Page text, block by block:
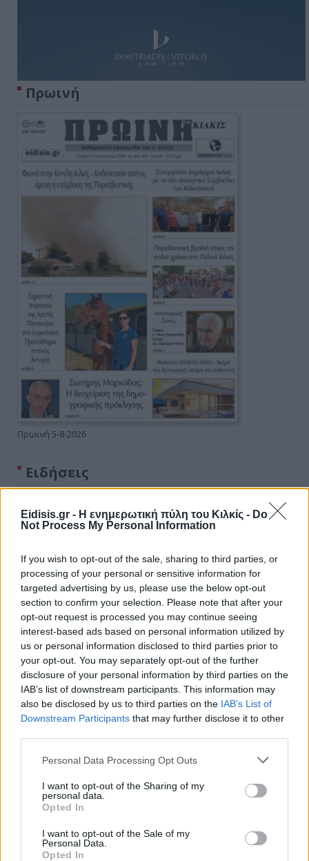
Eidisis.gr - Η ενημερωτική πύλη του Κιλκίς - Do
Not Process My Personal Information
If you wish to opt-out of the sale, sharing to third parties, or
processing of your personal or sensitive information for
targeted advertising by us, please use the below opt-out
section to confirm your selection. Please note that after your
opt-out request is processed you may continue seeing
interest-based ads based on personal information utilized by
us or personal information disclosed to third parties prior to
your opt-out. You may separately opt-out of the further
disclosure of your personal information by third parties on the
IAB’s list of downstream participants. This information may
also be disclosed by us to third parties on the IAB’s List of
Downstream Participants that may further disclose it to other
Personal Data Processing Opt Outs
I want to opt-out of the Sharing of my
personal data.
Opted In
I want to opt-out of the Sale of my
Personal Data.
Opted In
Πρωινή
Πρωινή 5-8-2026
Ειδήσεις
Ειδήσεις 5-8-2026